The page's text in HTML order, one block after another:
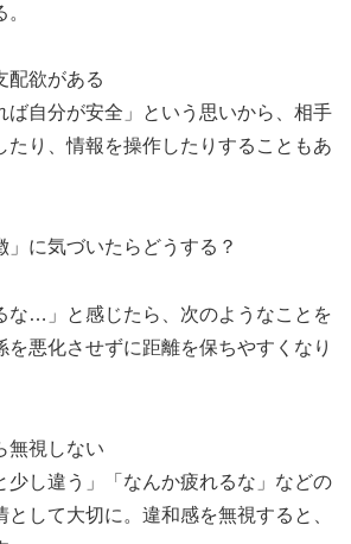
配欲がある
ば自分が安全」という思いから、相手
たり、情報を操作したりすることもあ
に気づいたらどうする？
な…」と感じたら、次のようなことを
を悪化させずに距離を保ちやすくなり
無視しない
少し違う」「なんか疲れるな」などの
して大切に。違和感を無視すると、